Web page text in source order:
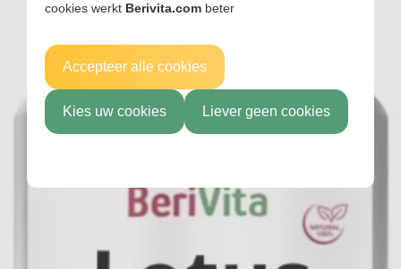
cookies werkt Berivita.com beter
Accepteer alle cookies
Kies uw cookies Liever geen cookies